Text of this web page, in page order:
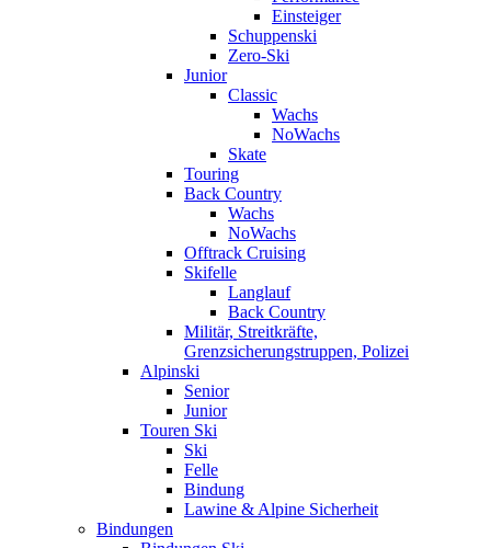
Einsteiger
Schuppenski
Zero-Ski
Junior
Classic
Wachs
NoWachs
Skate
Touring
Back Country
Wachs
NoWachs
Offtrack Cruising
Skifelle
Langlauf
Back Country
Militär, Streitkräfte,
Grenzsicherungstruppen, Polizei
Alpinski
Senior
Junior
Touren Ski
Ski
Felle
Bindung
Lawine & Alpine Sicherheit
Bindungen